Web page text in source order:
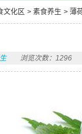
文化区 > 素食养生 > 薄
浏览次数：1296